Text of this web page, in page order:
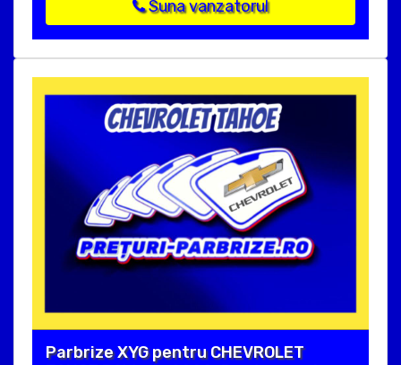
Suna vanzatorul
Parbrize XYG pentru CHEVROLET